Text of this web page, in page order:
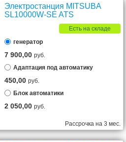
Электростанция MITSUBA
SL10000W-SE ATS
Есть на складе
генератор
7 900,00руб.
Адаптация под автоматику
450,00руб.
Блок автоматики
2 050,00руб.
Рассрочка на 3 мес.